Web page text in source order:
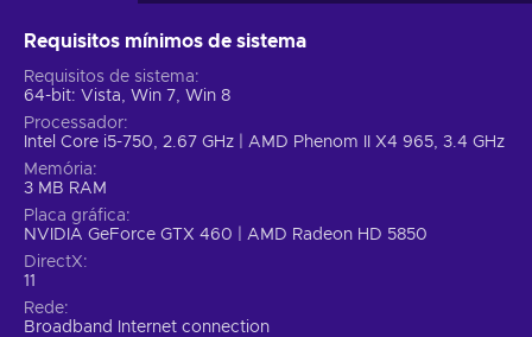
Requisitos mínimos de sistema
Requisitos de sistema
64-bit: Vista, Win 7, Win 8
Processador
Intel Core i5-750, 2.67 GHz | AMD Phenom II X4 965, 3.4 GHz
Memória
3 MB RAM
Placa gráfica
NVIDIA GeForce GTX 460 | AMD Radeon HD 5850
DirectX
11
Rede
Broadband Internet connection